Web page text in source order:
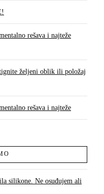
rešava i najteže
željeni oblik ili položaj
rešava i najteže
silikone. Ne osuđujem ali